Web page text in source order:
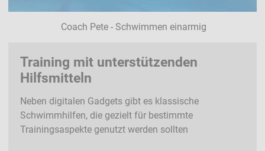
Coach Pete - Schwimmen einarmig
Training mit unterstützenden
Hilfsmitteln
Neben digitalen Gadgets gibt es klassische
Schwimmhilfen, die gezielt für bestimmte
Trainingsaspekte genutzt werden sollten